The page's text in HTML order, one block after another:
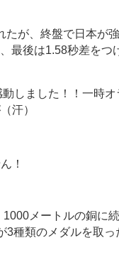
たが、終盤で日本が
最後は1.58秒差をつ
しました！！一時
汗）
！
メートルの銅に
3種類のメダルを取